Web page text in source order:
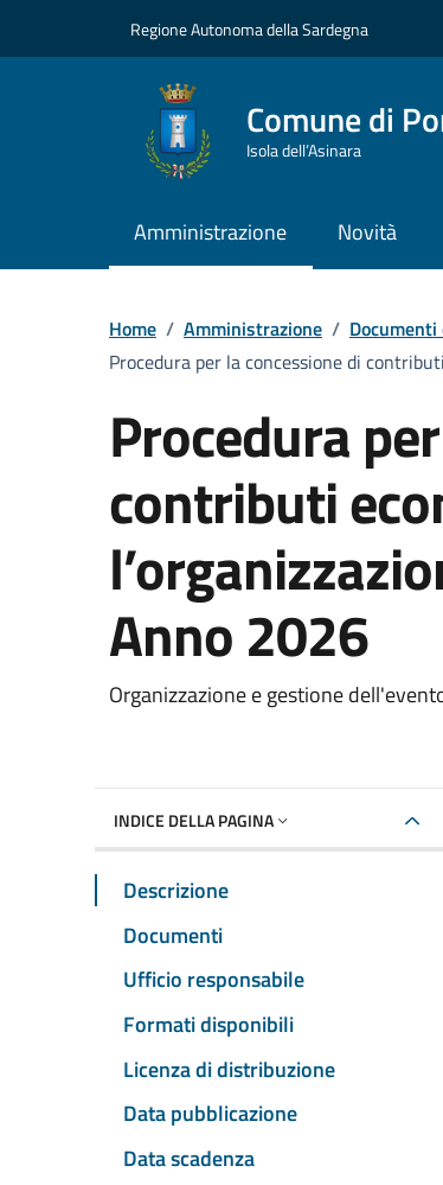
Regione Autonoma della Sardegna
Comune di
Isola dell’Asinara
Amministrazione Novità
Home / Amministrazione /
Procedura per la concessione di
Procedura
contributi
Anno 2026
Dettaglio del documento
Organizzazione e gestione
INDICE DELLA PAGINA
Descrizione
Documenti
Ufficio responsabile
Formati disponibili
Licenza di distribuzione
Data pubblicazione
Data scadenza